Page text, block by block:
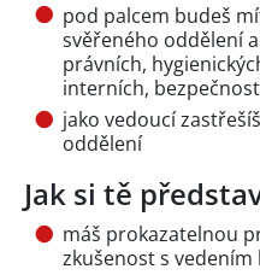
pod palcem budeš
svěřeného oddělení
právních,
interních,
jako vedoucí
oddělení
Jak si tě
máš prokazatelnou
zkušenost s vedením